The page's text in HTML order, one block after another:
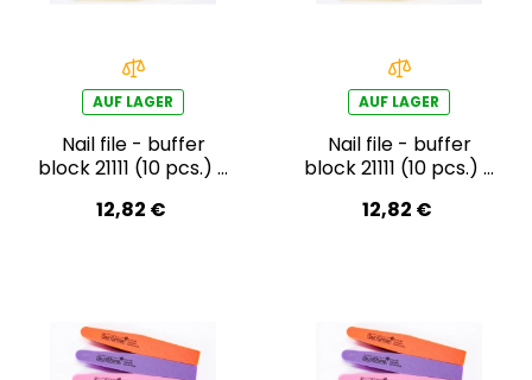
AUF LAGER
Nail file - buffer
block 21111 (10 pcs.) -
12,82 €
AUF LAGER
Nail file - buffer
block 21111 (10 pcs.) -
12,82 €